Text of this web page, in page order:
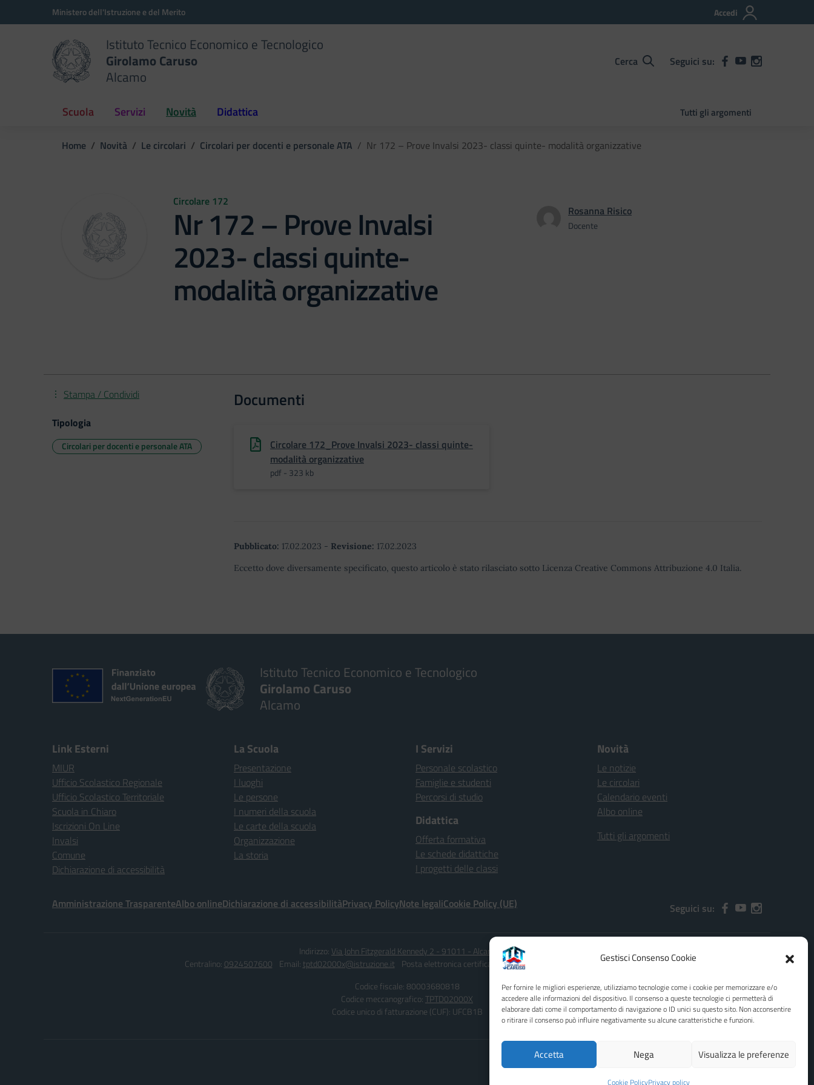
Gestisci Consenso Cookie
Per fornire le migliori esperienze, utilizziamo tecnologie come i cookie per memorizzare e/o
accedere alle informazioni del dispositivo. Il consenso a queste tecnologie ci permetterà di
elaborare dati come il comportamento di navigazione o ID unici su questo sito. Non acconsentire
o ritirare il consenso può influire negativamente su alcune caratteristiche e funzioni.
Accetta Nega Visualizza le preferenze
Cookie PolicyPrivacy policy
Vai ai contenuti
Vai al menu di navigazioneMinistero dell'Istruzione e del Merito Accedi
Istituto Tecnico Economico e Tecnologico
Girolamo Caruso
Alcamo
Cerca Seguici su:
Scuola Servizi Novità Didattica Tutti gli argomenti
Home Novità Le circolari Circolari per docenti e personale ATA Nr 172 – Prove Invalsi 2023- classi quinte- modalità organizzative
Circolare 172
Nr 172 – Prove Invalsi
2023- classi quinte-
modalità organizzative
Rosanna Risico
Docente
Documenti
Circolare 172_Prove Invalsi 2023- classi quinte-
modalità organizzative
pdf - 323 kb
Pubblicato: 17.02.2023 - Revisione: 17.02.2023
Eccetto dove diversamente specificato, questo articolo è stato rilasciato sotto Licenza Creative Commons Attribuzione 4.0 Italia.
Stampa / Condividi
Tipologia
Circolari per docenti e personale ATA
Istituto Tecnico Economico e Tecnologico
Girolamo Caruso
Alcamo
Link Esterni
MIUR
Ufficio Scolastico Regionale
Ufficio Scolastico Territoriale
Scuola in Chiaro
Iscrizioni On Line
Invalsi
Comune
Dichiarazione di accessibilità
La Scuola
Presentazione
I luoghi
Le persone
I numeri della scuola
Le carte della scuola
Organizzazione
La storia
I Servizi
Personale scolastico
Famiglie e studenti
Percorsi di studio
Didattica
Offerta formativa
Le schede didattiche
I progetti delle classi
Novità
Le notizie
Le circolari
Calendario eventi
Albo online
Tutti gli argomenti
Amministrazione TrasparenteAlbo onlineDichiarazione di accessibilitàPrivacy PolicyNote legaliCookie Policy (UE) Seguici su:
Indirizzo: Via John Fitzgerald Kennedy 2 - 91011 - Alcamo (TP)
Centralino: 0924507600 Email: tptd02000x@istruzione.it Posta elettronica certificata (PEC):tptd02000x@pec.istruzione.it
Codice fiscale: 80003680818
Codice meccanografico:TPTD02000X
Codice unico di fatturazione (CUF): UFCB1B
Idea e progetto di Designers Italia